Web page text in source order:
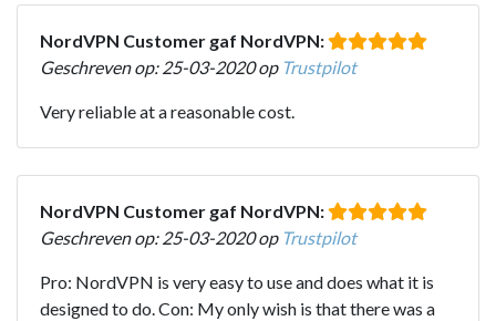
NordVPN Customer gaf NordVPN:
Geschreven op: 25-03-2020 op Trustpilot
Very reliable at a reasonable cost.
NordVPN Customer gaf NordVPN:
Geschreven op: 25-03-2020 op Trustpilot
Pro: NordVPN is very easy to use and does what it is
designed to do. Con: My only wish is that there was a